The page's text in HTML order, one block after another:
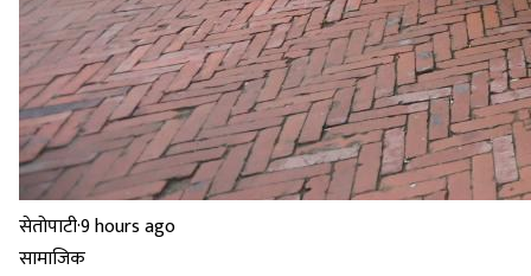
सेतोपाटी·9 hours ago
सामाजिक